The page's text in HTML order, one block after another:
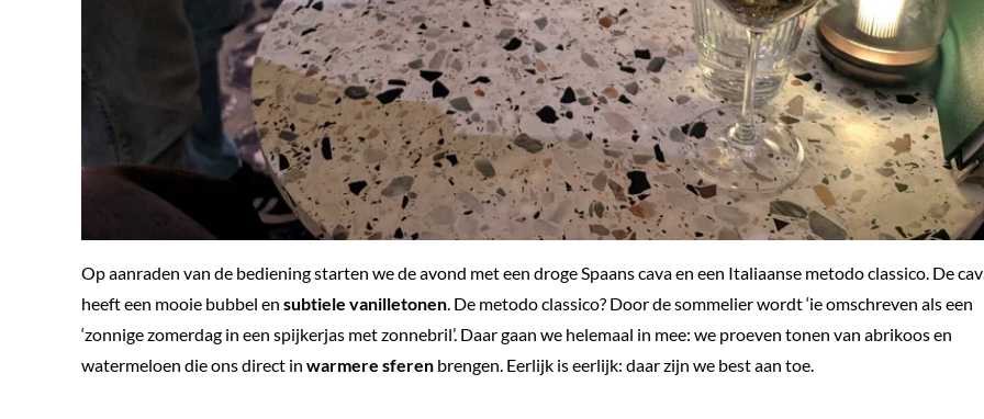
Op aanraden van de bediening starten we de avond met een droge Spaans cava en een Italiaanse metodo classico. De
heeft een mooie bubbel en subtiele vanilletonen. De metodo classico? Door de sommelier wordt ‘ie omschreven als een
‘zonnige zomerdag in een spijkerjas met zonnebril’. Daar gaan we helemaal in mee: we proeven tonen van abrikoos en
watermeloen die ons direct in warmere sferenbrengen. Eerlijk is eerlijk: daar zijn we best aan toe.